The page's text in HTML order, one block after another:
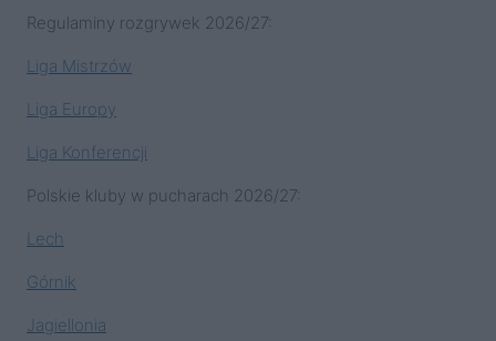
Regulaminy rozgrywek 2026/27:
Liga Mistrzów
Liga Europy
Liga Konferencji
Polskie kluby w pucharach 2026/27:
Lech
Górnik
Jagiellonia